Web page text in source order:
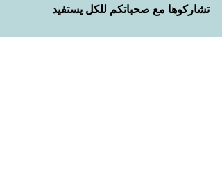
تشاركوها مع صحباتكم للكل يستفيد